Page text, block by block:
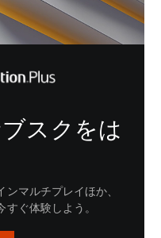
スクをは
マルチプレイほか、
ぐ体験しよう。